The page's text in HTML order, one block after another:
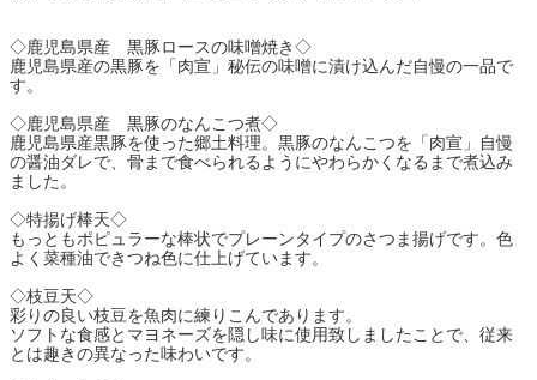
◇鹿児島県産 黒豚ロースの味噌焼き◇
鹿児島県産の黒豚を「肉宣」秘伝の味噌に漬け込んだ自慢の一品で
す。
◇鹿児島県産 黒豚のなんこつ煮◇
鹿児島県産黒豚を使った郷土料理。黒豚のなんこつを「肉宣」自慢
の醤油ダレで、骨まで食べられるようにやわらかくなるまで煮込み
ました。
◇特揚げ棒天◇
もっともポピュラーな棒状でプレーンタイプのさつま揚げです。 色
よく菜種油できつね色に仕上げています。
◇枝豆天◇
彩りの良い枝豆を魚肉に練りこんであります。
ソフトな食感とマヨネーズを隠し味に使用致しましたことで、従来
とは趣きの異なった味わいです。